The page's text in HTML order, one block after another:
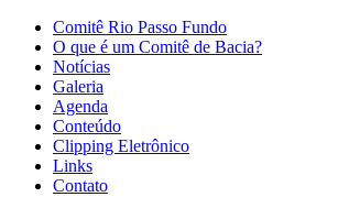
Comitê Rio Passo Fundo
O que é um Comitê de Bacia?
Notícias
Galeria
Agenda
Conteúdo
Clipping Eletrônico
Links
Contato